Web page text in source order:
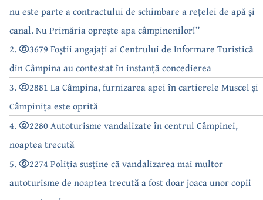
nu este parte a contractului de schimbare a rețelei de apă și
canal. Nu Primăria oprește apa câmpinenilor!”
2.
3679 Foștii angajați ai Centrului de Informare Turistică
din Câmpina au contestat în instanță concedierea
3.
2881 La Câmpina, furnizarea apei în cartierele Muscel și
Câmpinița este oprită
4.
2280 Autoturisme vandalizate în centrul Câmpinei,
noaptea trecută
5.
2274 Poliția susține că vandalizarea mai multor
autoturisme de noaptea trecută a fost doar joaca unor copii